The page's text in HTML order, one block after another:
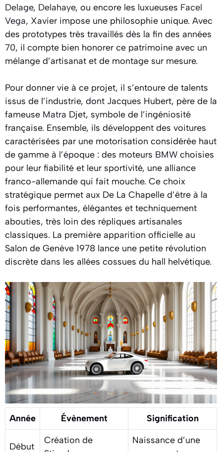
Delage, Delahaye, ou encore les luxueuses Facel
Vega, Xavier impose une philosophie unique. Avec
des prototypes très travaillés dès la fin des années
70, il compte bien honorer ce patrimoine avec un
mélange d’artisanat et de montage sur mesure.
Pour donner vie à ce projet, il s’entoure de talents
issus de l’industrie, dont Jacques Hubert, père de la
fameuse Matra Djet, symbole de l’ingéniosité
française. Ensemble, ils développent des voitures
caractérisées par une motorisation considérée haut
de gamme à l’époque : des moteurs BMW choisies
pour leur fiabilité et leur sportivité, une alliance
franco-allemande qui fait mouche. Ce choix
stratégique permet aux De La Chapelle d’être à la
fois performantes, élégantes et techniquement
abouties, très loin des répliques artisanales
classiques. La première apparition officielle au
Salon de Genève 1978 lance une petite révolution
discrète dans les allées cossues du hall helvétique.
Année Évènement Signification
Début
Création de
Naissance d’une